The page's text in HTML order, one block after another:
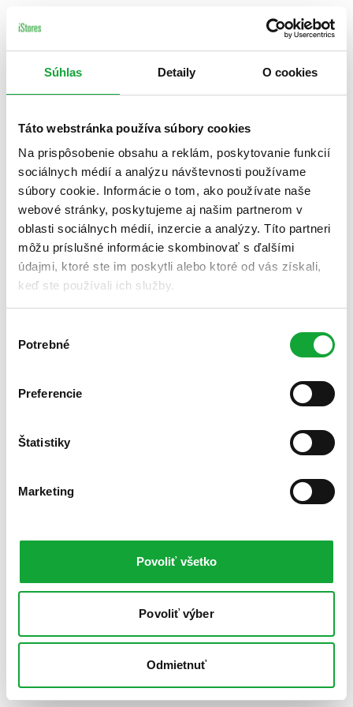
Súhlas Detaily O cookies
Táto webstránka používa súbory cookies
Na prispôsobenie obsahu a reklám, poskytovanie funkcií
sociálnych médií a analýzu návštevnosti používame
súbory cookie. Informácie o tom, ako používate naše
webové stránky, poskytujeme aj našim partnerom v
oblasti sociálnych médií, inzercie a analýzy. Títo partneri
môžu príslušné informácie skombinovať s ďalšími
údajmi, ktoré ste im poskytli alebo ktoré od vás získali,
keď ste používali ich služby.
súhlasu
Potrebné
Preferencie
Štatistiky
Marketing
Povoliť všetko
Povoliť výber
Odmietnuť